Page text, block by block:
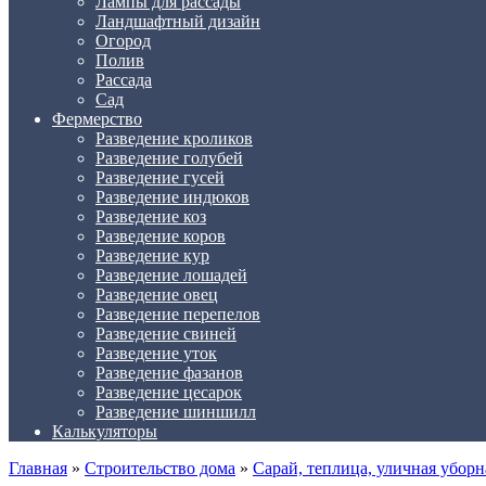
Ландшафтный дизайн
Огород
Полив
Рассада
Сад
Фермерство
Разведение кроликов
Разведение голубей
Разведение гусей
Разведение индюков
Разведение коз
Разведение коров
Разведение кур
Разведение лошадей
Разведение овец
Разведение перепелов
Разведение свиней
Разведение уток
Разведение фазанов
Разведение цесарок
Разведение шиншилл
Калькуляторы
Главная » Строительство дома » Сарай, теплица, уличная